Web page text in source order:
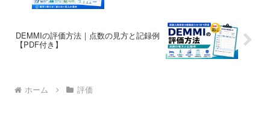
DEMMIの評価方法｜点数の見方と記録例
【PDF付き】
ホーム 評価